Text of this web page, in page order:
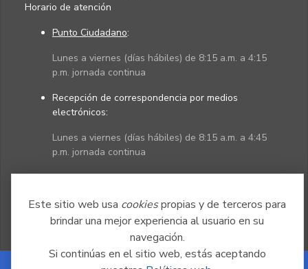
Este sitio web usa cookiespropias y de terceros para
brindar una mejor experiencia al usuario en su
navegación.
Si continúas en el sitio web, estás aceptando
Horario de atención
Punto Ciudadano:
Lunes a viernes (días hábiles) de 8:15 a.m. a 4:15
p.m. jornada continua
Recepción de correspondencia por medios
electrónicos:
Lunes a viernes (días hábiles) de 8:15 a.m. a 4:45
p.m. jornada continua